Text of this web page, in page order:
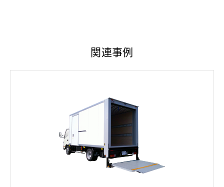
関連事例